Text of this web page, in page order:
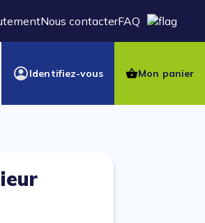
Nous contacterFAQ
Identifiez-vous Mon panier